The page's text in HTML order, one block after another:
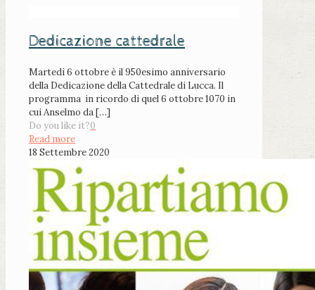
Dedicazione cattedrale
Martedì 6 ottobre è il 950esimo anniversario
della Dedicazione della Cattedrale di Lucca. Il
programma in ricordo di quel 6 ottobre 1070 in
cui Anselmo da[…]
Do you like it?0
Read more
18 Settembre 2020